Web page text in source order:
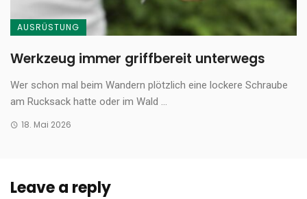
AUSRÜSTUNG
Werkzeug immer griffbereit unterwegs
Wer schon mal beim Wandern plötzlich eine lockere Schraube
am Rucksack hatte oder im Wald ...
18. Mai 2026
Leave a reply